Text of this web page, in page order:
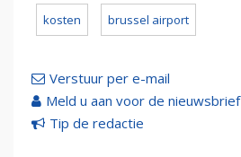
kosten brussel airport
Verstuur per e-mail
Meld u aan voor de nieuwsbrief
Tip de redactie